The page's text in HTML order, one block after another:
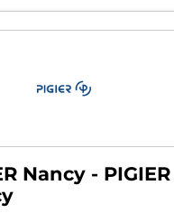
Nancy - PIGIER